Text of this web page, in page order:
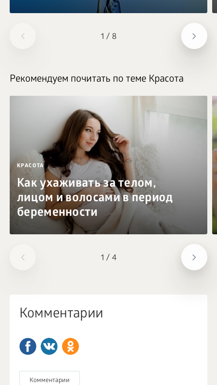
1 / 8
1 / 4
Рекомендуем почитать по теме Красота
КРАСОТА
Как ухаживать за телом,
лицом и волосами в период
беременности
Комментарии
Комментарии